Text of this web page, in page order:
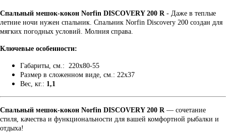
Спальный мешок-кокон Norfin DISCOVERY 200 R- Даже в теплые
летние ночи нужен спальник. Спальник Norfin Discovery 200 создан для
мягких погодных условий. Молния справа.
Ключевые особенности:
Габариты, см.: 220x80-55
Размер в сложенном виде, см.: 22x37
Вес, кг.: 1,1
Спальный мешок-кокон Norfin DISCOVERY 200 R — сочетание
стиля, качества и функциональности для вашей комфортной рыбалки и
отдыха!